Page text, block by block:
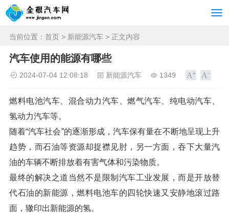
当前位置： 首页 > 新能源汽车 > 正文内容
汽车使用的能源有哪些
2024-07-04 12:08:18 新能源汽车 1349
燃料电池汽车、混合动力汽车、燃气汽车、纯电动汽车、
氢动力汽车等。
随着“汽车社会”的逐渐形成，汽车保有量在不断地呈现上升
趋势，而石油等资源却捉襟见肘，另一方面，吞下大量汽
油的车辆不断排放着有害气体和污染物质。
最终的解决之道当然不是限制汽车工业发展，而是开放替
代石油的新能源，燃料电池车的四轮快速又安静地滚过路
面，辙印出新能源的氢。